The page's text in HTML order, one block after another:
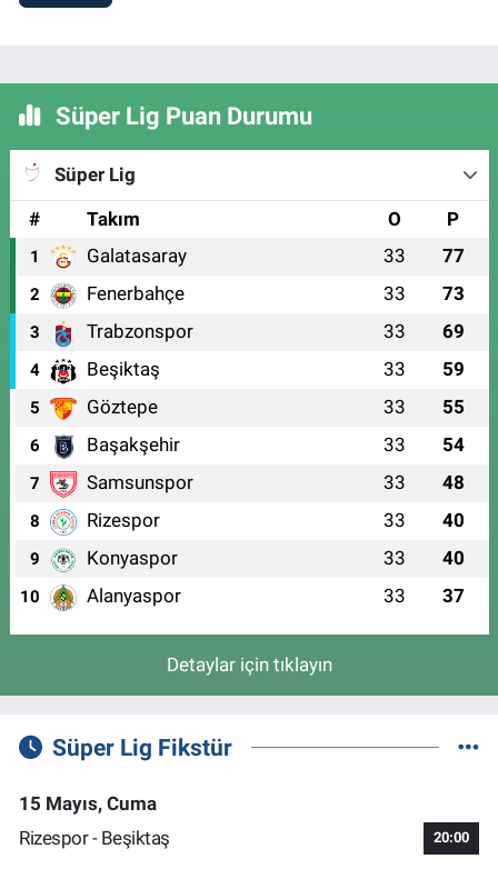
Süper Lig Puan Durumu
Süper Lig
#
Takım O P
1 Galatasaray 33 77
2 Fenerbahçe 33 73
3 Trabzonspor 33 69
4 Beşiktaş 33 59
5 Göztepe 33 55
6 Başakşehir 33 54
7 Samsunspor 33 48
8 Rizespor 33 40
9 Konyaspor 33 40
10 Alanyaspor 33 37
Detaylar için tıklayın
Süper Lig Fikstür
15 Mayıs, Cuma
Rizespor - Beşiktaş
20:00